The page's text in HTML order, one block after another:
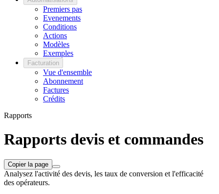
Premiers pas
Evenements
Conditions
Actions
Modèles
Exemples
Facturation
Vue d'ensemble
Abonnement
Factures
Crédits
Rapports
Rapports devis et commandes
Copier la page
Analysez l'activité des devis, les taux de conversion et l'efficacité
des opérateurs.